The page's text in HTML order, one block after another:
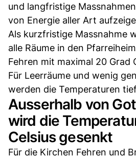
und langfristige
von Energie aller Art
Als kurzfristige Massnahme
alle Räume in den
Fehren mit maximal 20 Grad
Für Leerräume und wenig
werden die Temperaturen
Ausserhalb von
wird die
Celsius gesenkt
Für die Kirchen Fehren und